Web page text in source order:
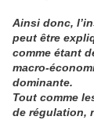
Ainsi donc,
peut être
comme étant
macro-
dominante.
Tout comme
de régulation,